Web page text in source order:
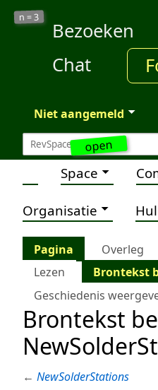
open
n =3
Bezoeken
Chat
Niet aangemeld
Space
Organisatie
Pagina Overleg
Lezen
Brontekst
Geschiedenis
Brontekst
← NewSolderStations